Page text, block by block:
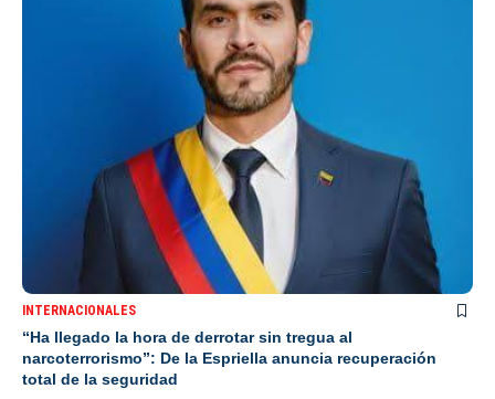
INTERNACIONALES
“Ha llegado la hora de derrotar sin tregua al
narcoterrorismo”: De la Espriella anuncia recuperación
total de la seguridad